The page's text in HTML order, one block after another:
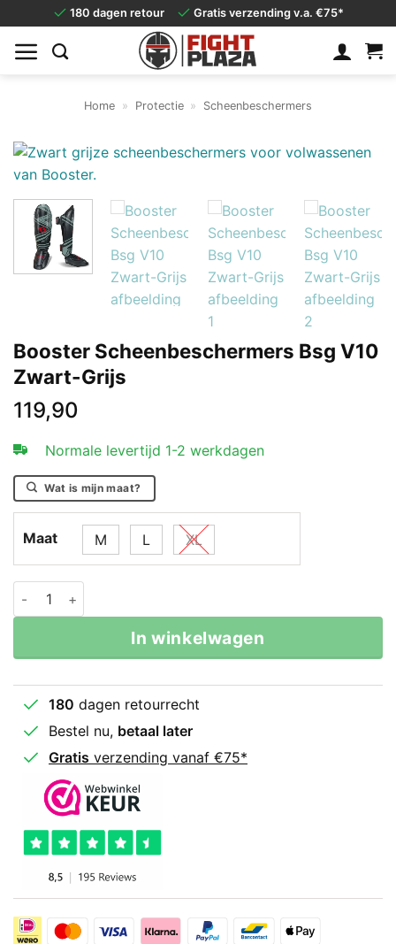
naar
inhoud
180 dagen retour Gratis verzending v.a. €75*
Home » Protectie » Scheenbeschermers
Booster Scheenbeschermers Bsg V10
Zwart-Grijs
119,90
Normale levertijd 1-2 werkdagen
Wat is mijn maat?
Maat M L XL
Booster Scheenbeschermers Bsg V10 Zwart-Grijs
In winkelwagen
180 dagen retourrecht
Bestel nu, betaal later
Gratis verzending vanaf €75*